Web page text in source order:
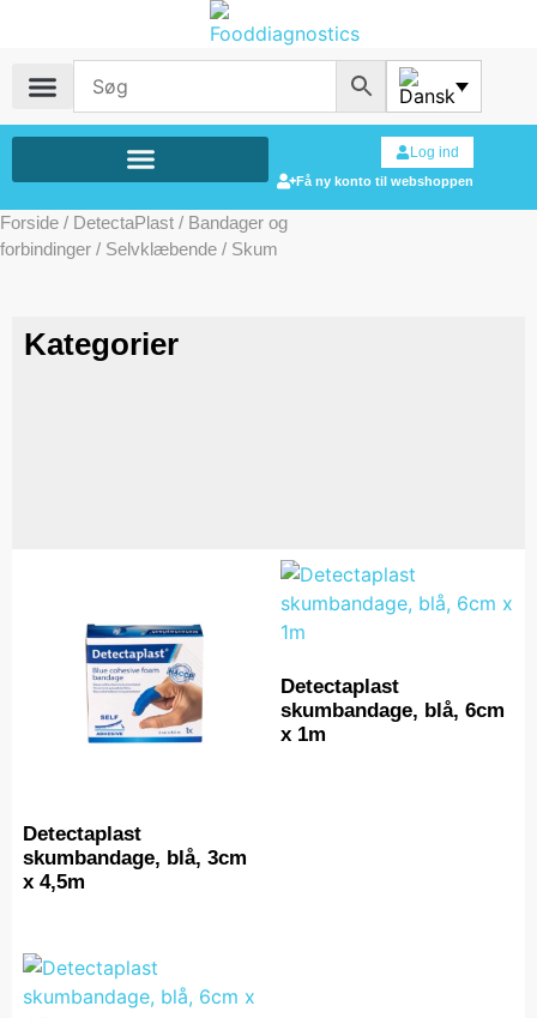
Log ind
Få ny konto til webshoppen
Forside / DetectaPlast / Bandager og
forbindinger / Selvklæbende / Skum
Kategorier
Detectaplast
skumbandage, blå, 3cm
x 4,5m
Detectaplast
skumbandage, blå, 6cm
x 1m